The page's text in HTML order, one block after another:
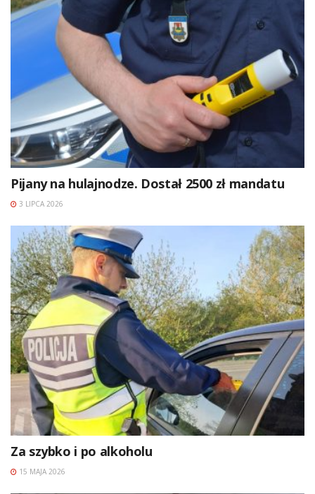
Pijany na hulajnodze. Dostał 2500 zł mandatu
3 LIPCA 2026
Za szybko i po alkoholu
15 MAJA 2026